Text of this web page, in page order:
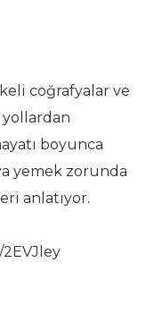
coğrafyalar ve
boyunca
yemek zorunda
anlatıyor.